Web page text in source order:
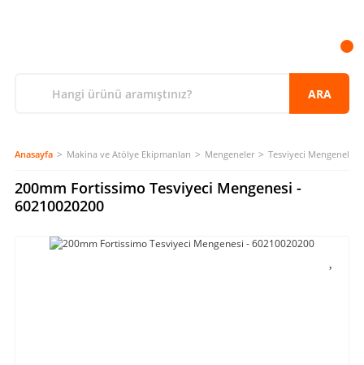
ARA
Anasayfa Makina ve Atölye Ekipmanları Mengeneler Tesviyeci Mengeneleri
200mm Fortissimo Tesviyeci Mengenesi -
60210020200